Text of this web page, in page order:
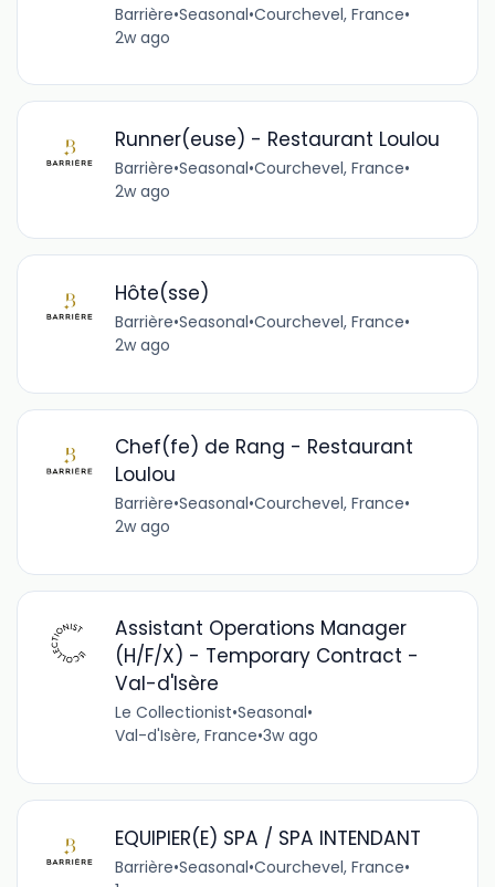
Barrière•Seasonal•Courchevel, France•
2w ago
Runner(euse) - Restaurant Loulou
Barrière•Seasonal•Courchevel, France•
2w ago
Hôte(sse)
Barrière•Seasonal•Courchevel, France•
2w ago
Chef(fe) de Rang - Restaurant
Loulou
Barrière•Seasonal•Courchevel, France•
2w ago
Assistant Operations Manager
(H/F/X) - Temporary Contract -
Val-d'Isère
Le Collectionist•Seasonal•
Val-d'Isère, France•3w ago
EQUIPIER(E) SPA / SPA INTENDANT
Barrière•Seasonal•Courchevel, France•